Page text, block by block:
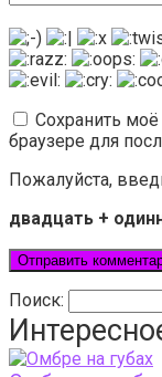
Сохранить
браузере для
Пожалуйста,
двадцать +
Поиск: